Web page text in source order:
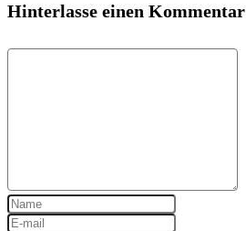
Hinterlasse einen Kommentar